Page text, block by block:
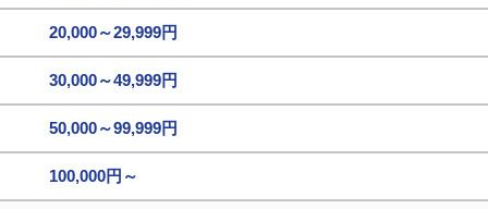
20,000～29,999円
30,000～49,999円
50,000～99,999円
100,000円～